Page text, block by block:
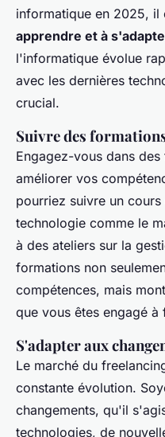
informatique en 2025, il
apprendre et à
l'informatique évolue
avec les dernières
crucial.
Suivre des
Engagez-vous dans
améliorer vos
pourriez suivre un
technologie comme le
à des ateliers sur la
formations non
compétences, mais
que vous êtes engagé
S'adapter aux
Le marché du
constante évolution.
changements, qu'il
technologies, de